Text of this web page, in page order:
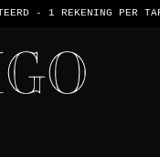
- 1 REKENING PER